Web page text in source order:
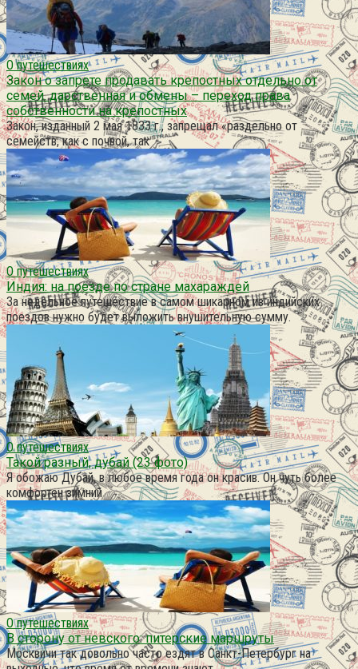
О путешествиях
Закон о запрете продавать крепостных отдельно от
семей. дарственная и обмены – переход права
собственности на крепостных
Закон, изданный 2 мая 1833 г., запрещал «раздельно от
семейств, как с почвой, так
О путешествиях
Индия: на поезде по стране махараждей
За недельное путешествие в самом шикарном из индийских
поездов нужно будет выложить внушительную сумму.
О путешествиях
Такой разный, дубай (23 фото)
Я обожаю Дубай, в любое время года он красив. Он чуть более
комфортен зимний
О путешествиях
В сторону от невского: питерские маршруты
Москвичи так довольно часто ездят в Санкт-Петербург на